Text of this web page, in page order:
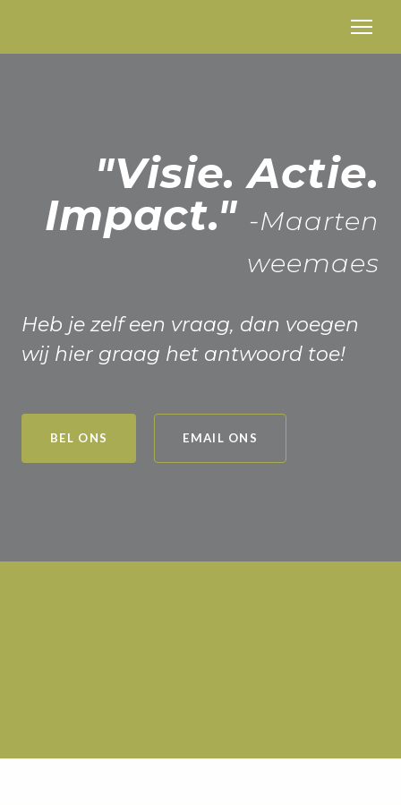
"Visie. Actie.
Impact." -Maarten
weemaes
Heb je zelf een vraag, dan voegen
wij hier graag het antwoord toe!
BEL ONS EMAIL ONS